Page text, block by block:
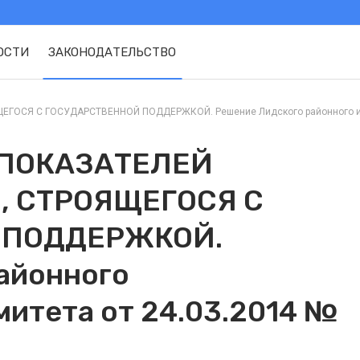
ЗАКОНОДАТЕЛЬСТВО
С ГОСУДАРСТВЕННОЙ ПОДДЕРЖКОЙ. Решение Лидского районного
С
от 24.03.2014 №